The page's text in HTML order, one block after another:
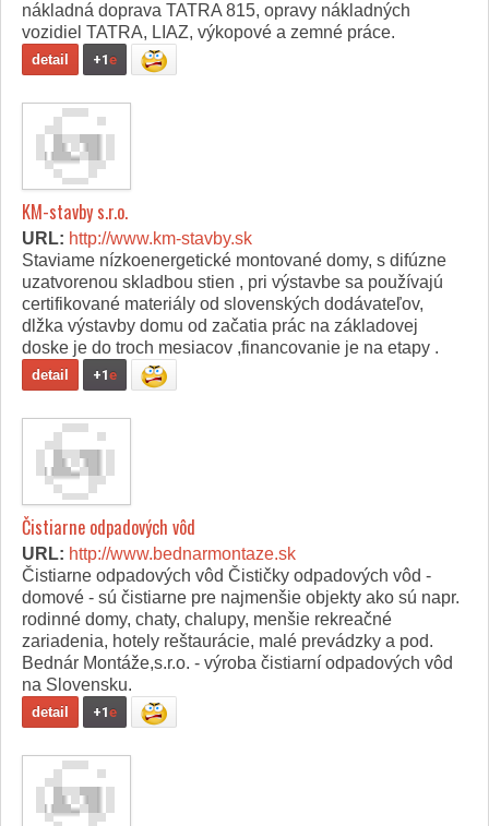
nákladná doprava TATRA 815, opravy nákladných
vozidiel TATRA, LIAZ, výkopové a zemné práce.
detail +1e
KM-stavby s.r.o.
URL: http://www.km-stavby.sk
Staviame nízkoenergetické montované domy, s difúzne
uzatvorenou skladbou stien , pri výstavbe sa používajú
certifikované materiály od slovenských dodávateľov,
dlžka výstavby domu od začatia prác na základovej
doske je do troch mesiacov ,financovanie je na etapy .
detail +1e
Čistiarne odpadových vôd
URL: http://www.bednarmontaze.sk
Čistiarne odpadových vôd Čističky odpadových vôd -
domové - sú čistiarne pre najmenšie objekty ako sú napr.
rodinné domy, chaty, chalupy, menšie rekreačné
zariadenia, hotely reštaurácie, malé prevádzky a pod.
Bednár Montáže,s.r.o. - výroba čistiarní odpadových vôd
na Slovensku.
detail +1e